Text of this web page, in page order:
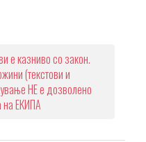
е казниво со закон.
(текстови и
НЕ е дозволено
на ЕКИПА